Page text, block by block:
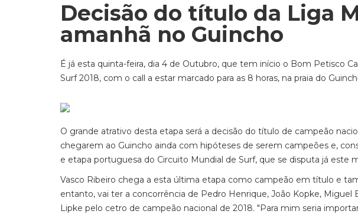
Decisão do título da Liga
amanhã no Guincho
É já esta quinta-feira, dia 4 de Outubro, que tem início o Bom Petisco
Surf 2018, com o call a estar marcado para as 8 horas, na praia do
O grande atrativo desta etapa será a decisão do título de campeão
chegarem ao Guincho ainda com hipóteses de serem campeões e,
e etapa portuguesa do Circuito Mundial de Surf, que se disputa já este
Vasco Ribeiro chega a esta última etapa como campeão em título e
entanto, vai ter a concorrência de Pedro Henrique, João Kopke, Miguel
Lipke pelo cetro de campeão nacional de 2018. "Para mim seria